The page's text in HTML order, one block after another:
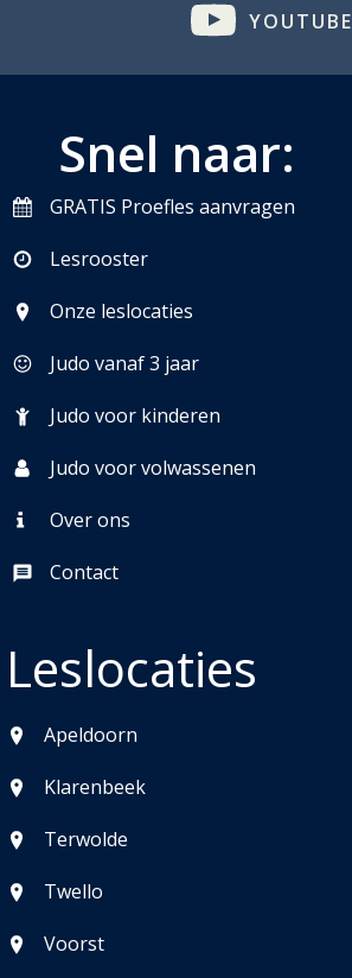
YOUTUBE
Snel naar:
GRATIS Proefles aanvragen
Lesrooster
Onze leslocaties
Judo vanaf 3 jaar
Judo voor kinderen
Judo voor volwassenen
Over ons
Contact
Leslocaties
Apeldoorn
Klarenbeek
Terwolde
Twello
Voorst